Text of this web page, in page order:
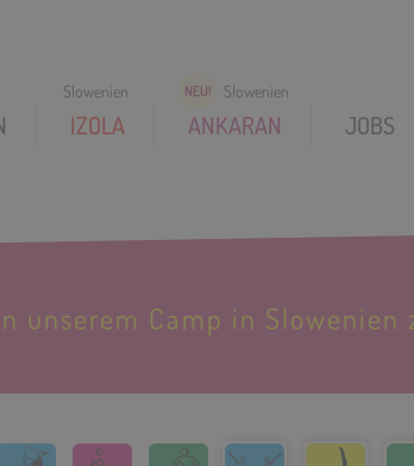
IZOLA ANKARAN JOBS
unserem Camp in Slowenien